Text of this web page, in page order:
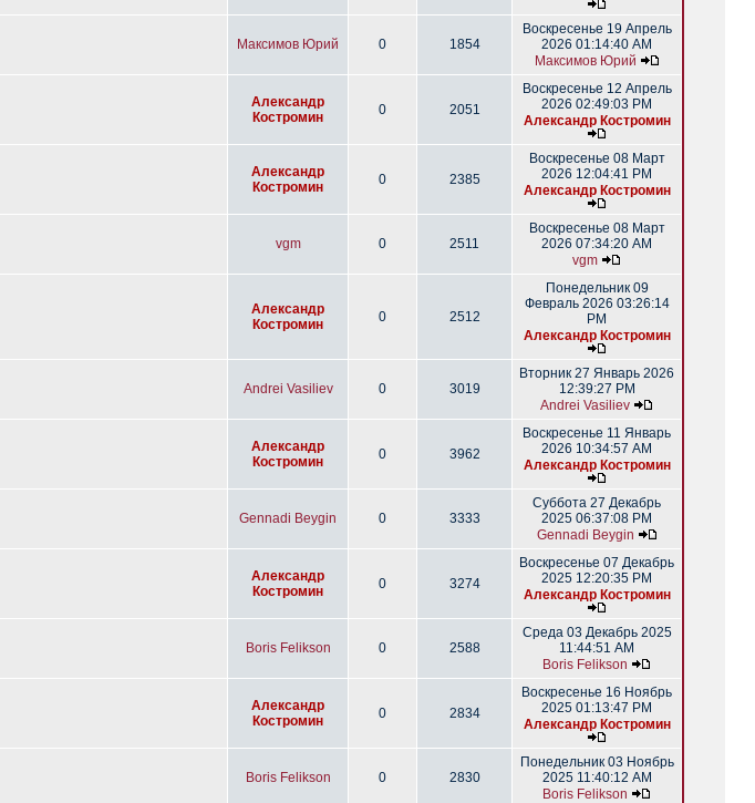
Максимов Юрий 0 1854
Воскресенье 19 Апрель
2026 01:14:40 AM
Максимов Юрий
Александр
Костромин
0 2051
Воскресенье 12 Апрель
2026 02:49:03 PM
Александр Костромин
Александр
Костромин
0 2385
Воскресенье 08 Март
2026 12:04:41 PM
Александр Костромин
vgm 0 2511
Воскресенье 08 Март
2026 07:34:20 AM
vgm
Александр
Костромин
0 2512
Понедельник 09
Февраль 2026 03:26:14
PM
Александр Костромин
Andrei Vasiliev 0 3019
Вторник 27 Январь 2026
12:39:27 PM
Andrei Vasiliev
Александр
Костромин
0 3962
Воскресенье 11 Январь
2026 10:34:57 AM
Александр Костромин
Gennadi Beygin 0 3333
Суббота 27 Декабрь
2025 06:37:08 PM
Gennadi Beygin
Александр
Костромин
0 3274
Воскресенье 07 Декабрь
2025 12:20:35 PM
Александр Костромин
Boris Felikson 0 2588
Среда 03 Декабрь 2025
11:44:51 AM
Boris Felikson
Александр
Костромин
0 2834
Воскресенье 16 Ноябрь
2025 01:13:47 PM
Александр Костромин
Boris Felikson 0 2830
Понедельник 03 Ноябрь
2025 11:40:12 AM
Boris Felikson